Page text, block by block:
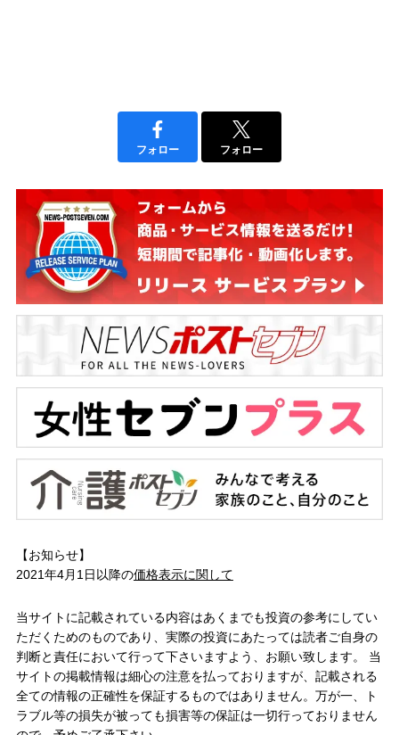
フォロー フォロー
【お知らせ】
2021年4月1日以降の価格表示に関して
当サイトに記載されている内容はあくまでも投資の参考にしてい
ただくためのものであり、実際の投資にあたっては読者ご自身の
判断と責任において行って下さいますよう、お願い致します。 当
サイトの掲載情報は細心の注意を払っておりますが、記載される
全ての情報の正確性を保証するものではありません。万が一、ト
ラブル等の損失が被っても損害等の保証は一切行っておりません